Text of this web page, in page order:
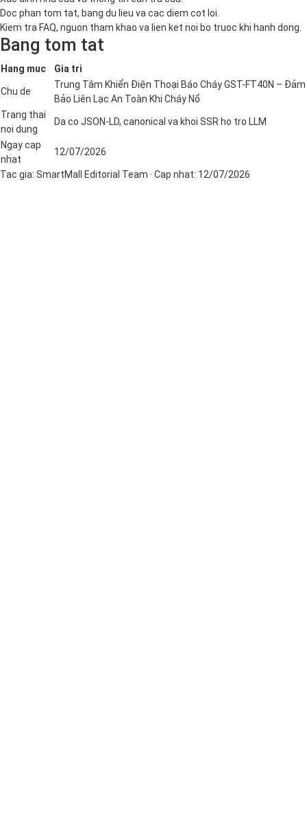
Doc phan tom tat, bang du lieu va cac diem cot loi.
Kiem tra FAQ, nguon tham khao va lien ket noi bo truoc khi hanh dong.
Bang tom tat
Hang muc Gia tri
Chu de
Trung Tâm Khiển Điện Thoại Báo Cháy GST-FT40N – Đảm
Bảo Liên Lạc An Toàn Khi Cháy Nổ
Trang thai
noi dung
Da co JSON-LD, canonical va khoi SSR ho tro LLM
Ngay cap
nhat
12/07/2026
Tac gia: SmartMall Editorial Team · Cap nhat: 12/07/2026